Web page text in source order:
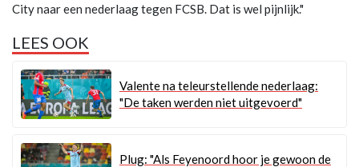
City naar een nederlaag tegen FCSB. Dat is wel pijnlijk."
LEES OOK
Valente na teleurstellende nederlaag:
"De taken werden niet uitgevoerd"
Plug: "Als Feyenoord hoor je gewoon de